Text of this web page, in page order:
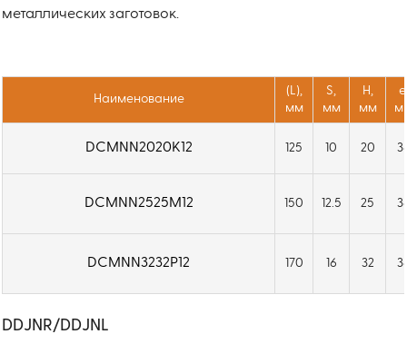
металлических заготовок.
Наименование
(L),
мм
S,
мм
H,
мм
e,
DCMNN2020K12 125 10 20
DCMNN2525M12 150 12.5 25
DCMNN3232P12 170 16 32
DDJNR/DDJNL